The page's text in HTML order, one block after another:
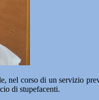
nel corso di un servizio
di stupefacenti.